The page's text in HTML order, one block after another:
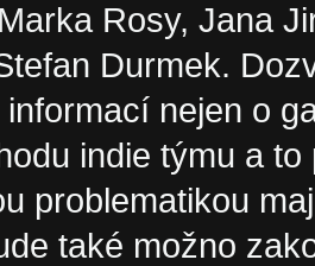
Rosy, Jana
Durmek.
nejen o
indie týmu a
problematikou
také možno